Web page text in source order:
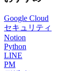
Google Cloud
セキュリティ
Notion
Python
LINE
PM